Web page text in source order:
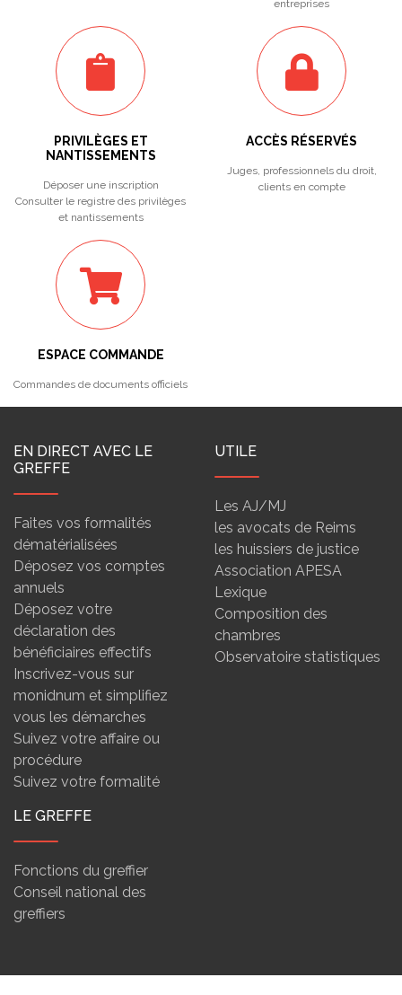
entreprises
PRIVILÈGES ET
NANTISSEMENTS
Déposer une inscription
Consulter le registre des privilèges
et nantissements
ACCÈS RÉSERVÉS
Juges, professionnels du droit,
clients en compte
ESPACE COMMANDE
Commandes de documents officiels
EN DIRECT AVEC LE
GREFFE
Faites vos formalités
dématérialisées
Déposez vos comptes
annuels
Déposez votre
déclaration des
bénéficiaires effectifs
Inscrivez-vous sur
monidnum et simplifiez
vous les démarches
Suivez votre affaire ou
procédure
Suivez votre formalité
UTILE
Les AJ/MJ
les avocats de Reims
les huissiers de justice
Association APESA
Lexique
Composition des
chambres
Observatoire statistiques
LE GREFFE
Fonctions du greffier
Conseil national des
greffiers